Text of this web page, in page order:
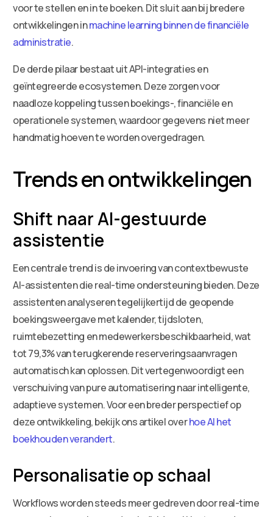
voor te stellen en in te boeken. Dit sluit aan bij bredere
ontwikkelingen inmachine learning binnen de financiële
administratie.
De derde pilaar bestaat uit API-integraties en
geïntegreerde ecosystemen. Deze zorgen voor
naadloze koppeling tussen boekings-, financiële en
operationele systemen, waardoor gegevens niet meer
handmatig hoeven te worden overgedragen.
Trends en ontwikkelingen
Shift naar AI-gestuurde
assistentie
Een centrale trend is de invoering van contextbewuste
AI-assistenten die real-time ondersteuning bieden. Deze
assistenten analyseren tegelijkertijd de geopende
boekingsweergave met kalender, tijdsloten,
ruimtebezetting en medewerkersbeschikbaarheid, wat
tot 79,3% van terugkerende reserveringsaanvragen
automatisch kan oplossen. Dit vertegenwoordigt een
verschuiving van pure automatisering naar intelligente,
adaptieve systemen. Voor een breder perspectief op
deze ontwikkeling, bekijk ons artikel overhoe AI het
boekhouden verandert.
Personalisatie op schaal
Workflows worden steeds meer gedreven door real-time